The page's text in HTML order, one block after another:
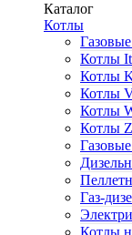
Каталог
Котлы
Котлы
Котлы
Котлы
Котлы
Котлы
Газ-